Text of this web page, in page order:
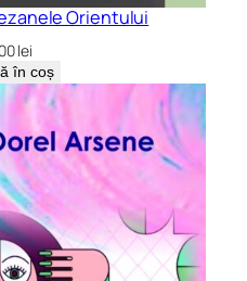
Orientului
lei
în coș